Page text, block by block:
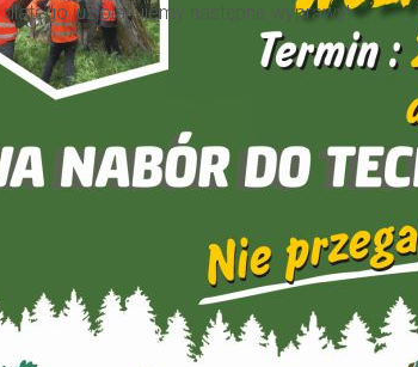
już planujemy następne wyprawy!